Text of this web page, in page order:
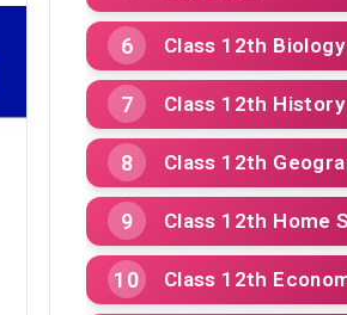
Class 12th
Class 12th
Class 12th
Class 12th Home
Class 12th